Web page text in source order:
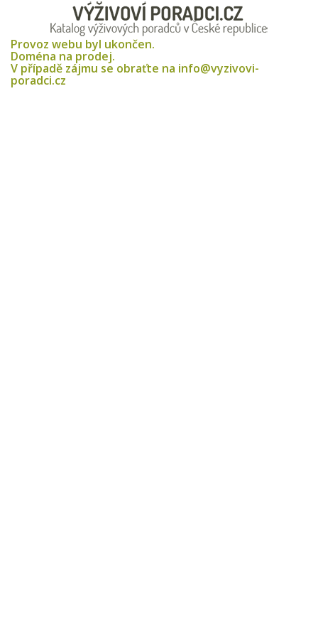
Provoz webu byl ukončen.
Doména na prodej.
V případě zájmu se obraťte na info@vyzivovi-
poradci.cz